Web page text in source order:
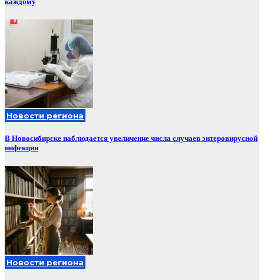
Новости региона
В Новосибирске наблюдается увеличение числа случаев энтеровирусной
инфекции
Новости региона